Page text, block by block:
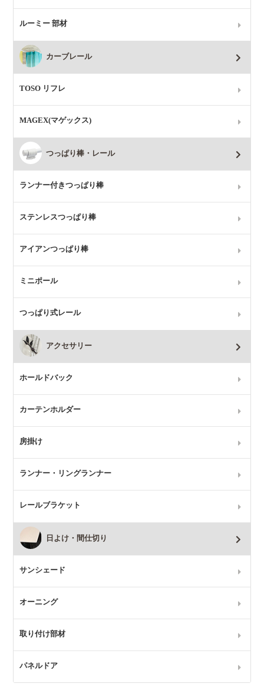
ルーミー 部材
カーブレール
TOSO リフレ
MAGEX(マゲックス)
つっぱり棒・レール
ランナー付きつっぱり棒
ステンレスつっぱり棒
アイアンつっぱり棒
ミニポール
つっぱり式レール
アクセサリー
ホールドバック
カーテンホルダー
房掛け
ランナー・リングランナー
レールブラケット
日よけ・間仕切り
サンシェード
オーニング
取り付け部材
パネルドア